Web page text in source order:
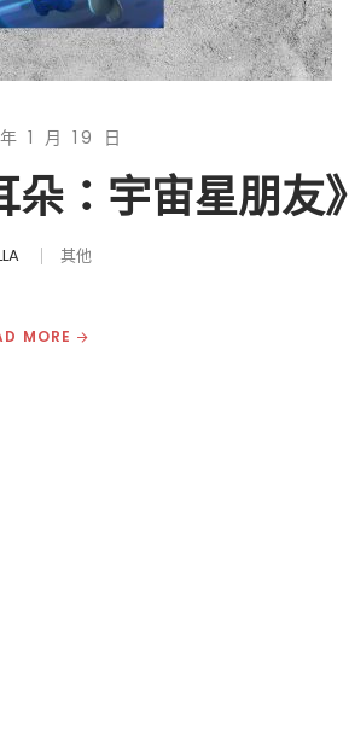
1 月 19 日
：宇宙星朋友》
其他
MORE